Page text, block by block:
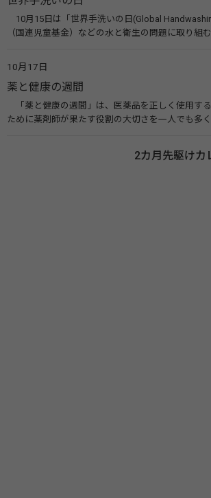
10月15日は「世界手洗いの日(Global
（国連児童基金）などの水と衛生の問題に取り組
10月17日
薬と健康の週間
「薬と健康の週間」は、医薬品を正しく使用す
ために薬剤師が果たす役割の大切さを一人でも多
伝えたい！薬との付き合い方」（保健指導リソース
2カ月先駆けカ